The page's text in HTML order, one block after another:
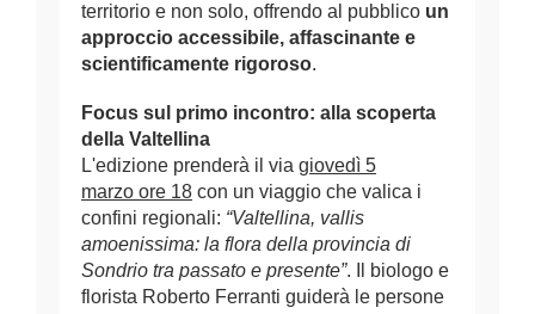
territorio e non solo, offrendo al pubblico un
approccio accessibile, affascinante e
scientificamente rigoroso.
Focus sul primo incontro: alla scoperta
della Valtellina
L'edizione prenderà il via giovedì 5
marzo ore 18 con un viaggio che valica i
confini regionali: “Valtellina, vallis
amoenissima: la flora della provincia di
Sondrio tra passato e presente”. Il biologo e
florista Roberto Ferranti guiderà le persone